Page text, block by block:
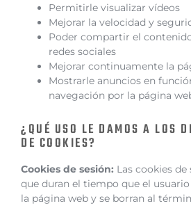
Permitirle visualizar vídeos
Mejorar la velocidad y
Poder compartir el
redes sociales
Mejorar continuamente la
Mostrarle anuncios en
navegación por la página
¿QUÉ USO LE DAMOS A LOS
DE COOKIES?
Cookies de sesión: Las cookies
que duran el tiempo que el
la página web y se borran al